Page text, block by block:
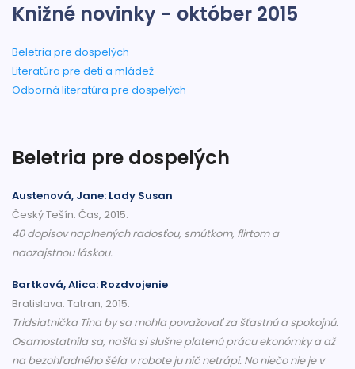
Knižné novinky - október 2015
Beletria pre dospelých
Literatúra pre deti a mládež
Odborná literatúra pre dospelých
Beletria pre dospelých
Austenová, Jane: Lady Susan
Český Tešín: Čas, 2015.
40 dopisov naplnených radosťou, smútkom, flirtom a
naozajstnou láskou.
Bartková, Alica: Rozdvojenie
Bratislava: Tatran, 2015.
Tridsiatnička Tina by sa mohla považovať za šťastnú a spokojnú.
Osamostatnila sa, našla si slušne platenú prácu ekonómky a až
na bezohľadného šéfa v robote ju nič netrápi. No niečo nie je v